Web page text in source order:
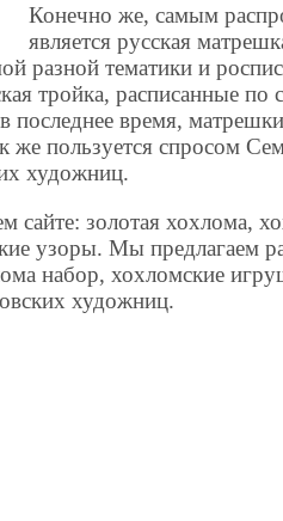
Конечно же, самым
является русская
разной тематики и
тройка, расписанные по
последнее время,
же пользуется спросом
художниц.
сайте: золотая хохлома,
узоры. Мы предлагаем
набор, хохломские
художниц.